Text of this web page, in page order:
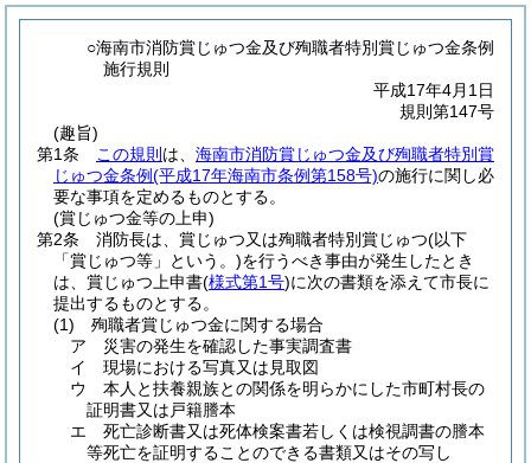
○海南市消防賞じゅつ金及び殉職者特別賞じゅつ金条例
施行規則
平成17年4月1日
規則第147号
(趣旨)
第1条
この規則 は、 海南市消防賞じゅつ金及び殉職者特別賞
じゅつ金条例(平成17年海南市条例第158号)の施行に関し必
要な事項を定めるものとする。
(賞じゅつ金等の上申)
第2条
消防長は、賞じゅつ又は殉職者特別賞じゅつ(以下
「賞じゅつ等」という。)を行うべき事由が発生したとき
は、賞じゅつ上申書(様式第1号)に次の書類を添えて市長に
提出するものとする。
(1)
殉職者賞じゅつ金に関する場合
ア
災害の発生を確認した事実調査書
イ
現場における写真又は見取図
ウ
本人と扶養親族との関係を明らかにした市町村長の
証明書又は戸籍謄本
エ
死亡診断書又は死体検案書若しくは検視調書の謄本
等死亡を証明することのできる書類又はその写し